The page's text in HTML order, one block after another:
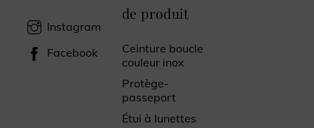
Instagram
Facebook
de produit
Ceinture boucle
couleur inox
Protège-
passeport
Étui à lunettes